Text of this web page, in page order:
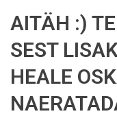
AITÄH :)
SEST
HEALE